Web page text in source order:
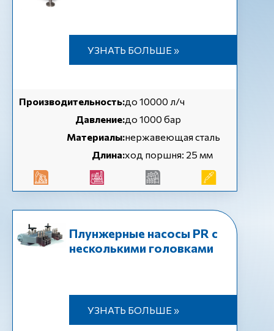
УЗНАТЬ БОЛЬШЕ »
Производительность:до 10000 л/ч
Давление:до 1000 бар
Материалы:нержавеющая сталь
Длина:ход поршня: 25 мм
Плунжерные насосы PR с
несколькими головками
УЗНАТЬ БОЛЬШЕ »